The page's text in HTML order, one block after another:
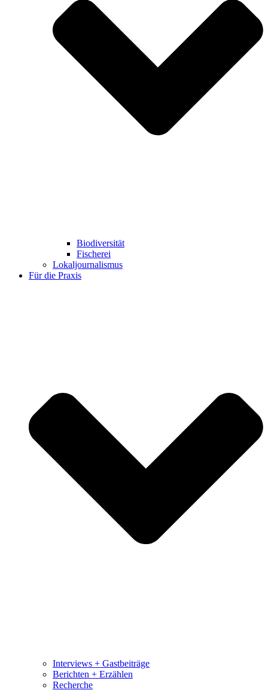
Biodiversität
Fischerei
Lokaljournalismus
Für die Praxis
Interviews + Gastbeiträge
Berichten + Erzählen
Recherche